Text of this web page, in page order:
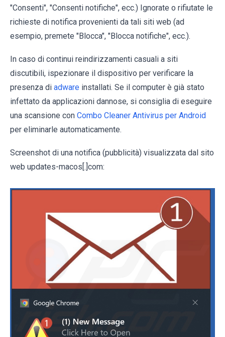
"Consenti", "Consenti notifiche", ecc.) Ignorate o rifiutate le
richieste di notifica provenienti da tali siti web (ad
esempio, premete "Blocca", "Blocca notifiche", ecc.).
In caso di continui reindirizzamenti casuali a siti
discutibili, ispezionare il dispositivo per verificare la
presenza di adware installati. Se il computer è già stato
infettato da applicazioni dannose, si consiglia di eseguire
una scansione con Combo Cleaner Antivirus per Android
per eliminarle automaticamente.
Screenshot di una notifica (pubblicità) visualizzata dal sito
web updates-macos[.]com: